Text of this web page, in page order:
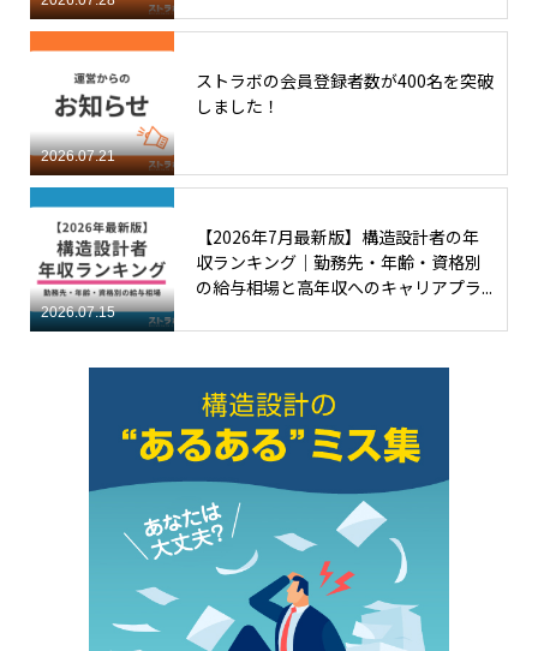
2026.07.21
ストラボの会員登録者数が400名を突破
しました！
2026.07.15
【2026年7月最新版】構造設計者の年
収ランキング｜勤務先・年齢・資格別
の給与相場と高年収へのキャリアプラ...